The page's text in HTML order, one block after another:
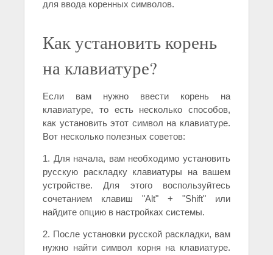
для ввода коренных символов.
Как установить корень
на клавиатуре?
Если вам нужно ввести корень на
клавиатуре, то есть несколько способов,
как установить этот символ на клавиатуре.
Вот несколько полезных советов:
1. Для начала, вам необходимо установить
русскую раскладку клавиатуры на вашем
устройстве. Для этого воспользуйтесь
сочетанием клавиш "Alt" + "Shift" или
найдите опцию в настройках системы.
2. После установки русской раскладки, вам
нужно найти символ корня на клавиатуре.